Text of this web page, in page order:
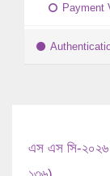
Payment
এস এস সি-২০২৬